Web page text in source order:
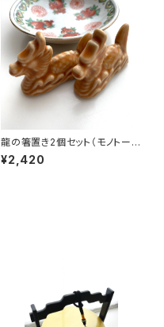
龍の箸置き2個セット（モノトー
ン）
¥2,420